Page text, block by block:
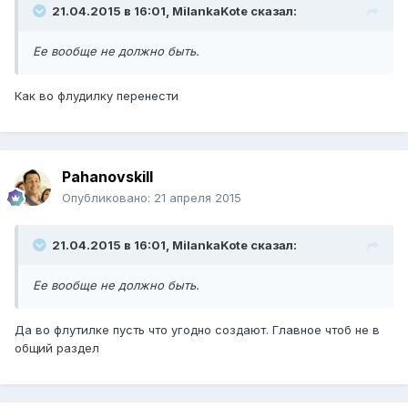
21.04.2015 в 16:01, MilankaKote сказал:
Ее вообще не должно быть.
Как во флудилку перенести
Pahanovskill
Опубликовано: 21 апреля 2015
21.04.2015 в 16:01, MilankaKote сказал:
Ее вообще не должно быть.
Да во флутилке пусть что угодно создают. Главное чтоб не в
общий раздел